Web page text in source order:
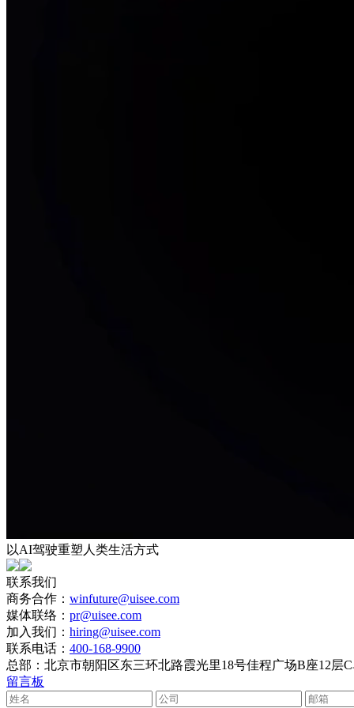
以AI驾驶重塑人类生活方式
联系我们
商务合作： winfuture@uisee.com
媒体联络： pr@uisee.com
加入我们： hiring@uisee.com
联系电话： 400-168-9900
总部： 北京市朝阳区东三环北路霞光里18号佳程广场B座12层
留言板